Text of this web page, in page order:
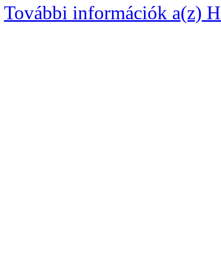
További információk a(z)